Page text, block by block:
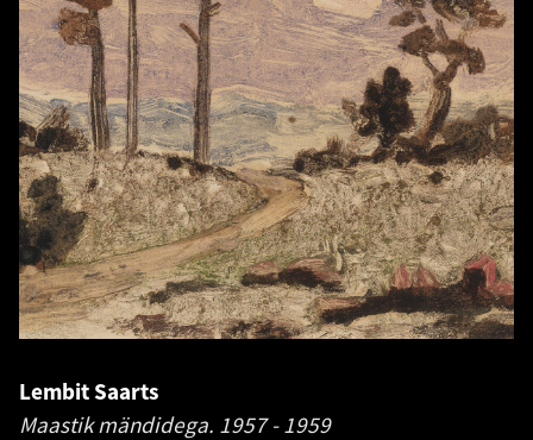
Lembit Saarts
Maastik mändidega. 1957 - 1959